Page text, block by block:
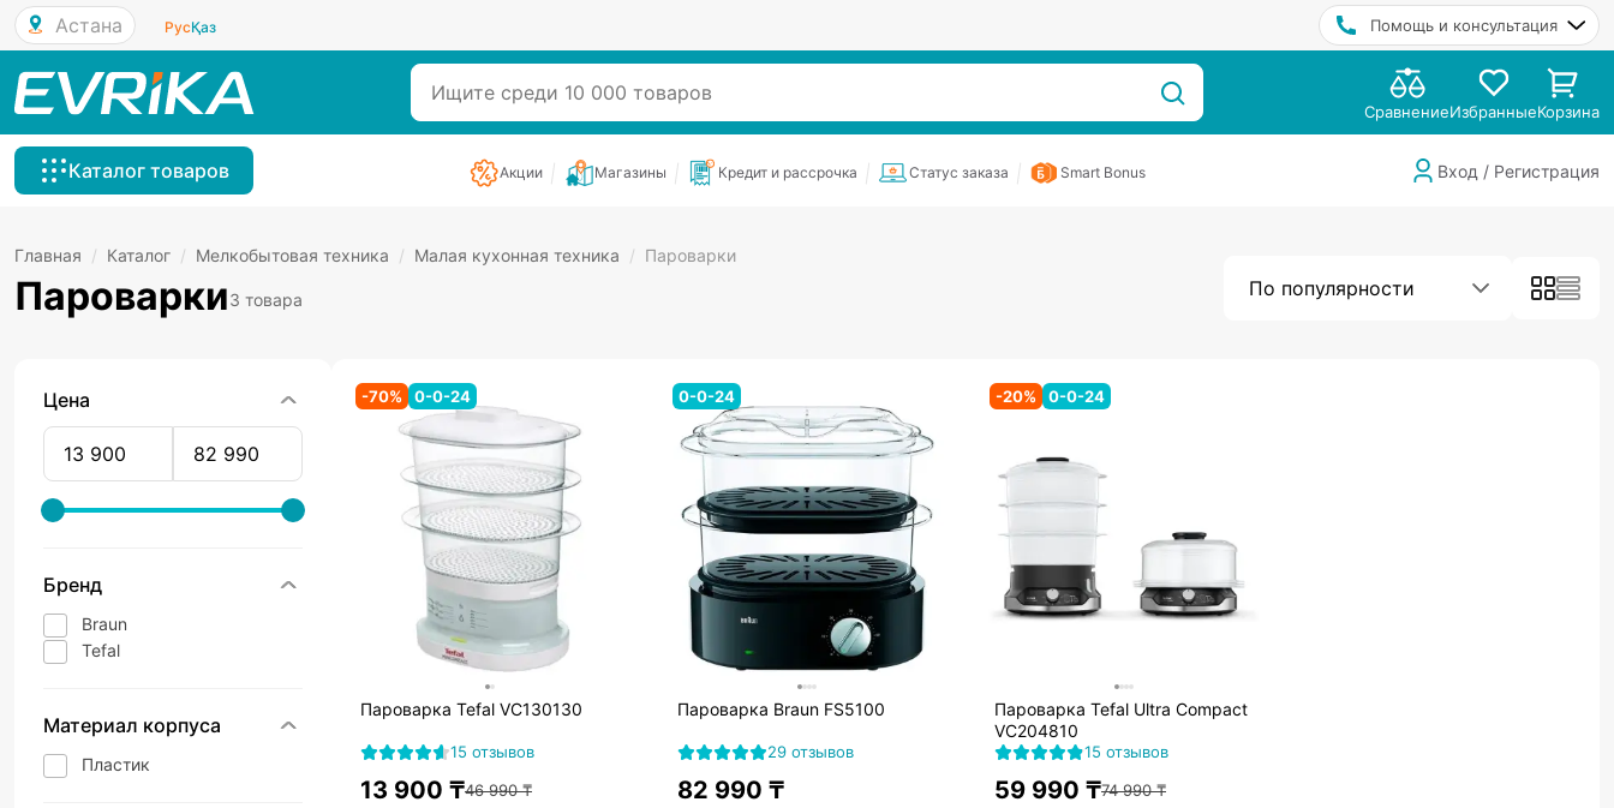
Астана РусҚаз Помощь и консультация
СравнениеИзбранныеКорзина
Каталог товаров Акции Магазины Кредит и рассрочка Статус заказа Smart Bonus Вход / Регистрация
Главная / Каталог / Мелкобытовая техника / Малая кухонная техника / Пароварки
Пароварки3 товара По популярности
Цена
Бренд
Braun
Tefal
Материал корпуса
Пластик
-70% 0-0-24
Пароварка Tefal VC130130
15 отзывов
13 900 ₸46 990₸
0-0-24
Пароварка Braun FS5100
29 отзывов
82 990 ₸
-20% 0-0-24
Пароварка Tefal Ultra Compact
VC204810
15 отзывов
59 990 ₸74 990₸